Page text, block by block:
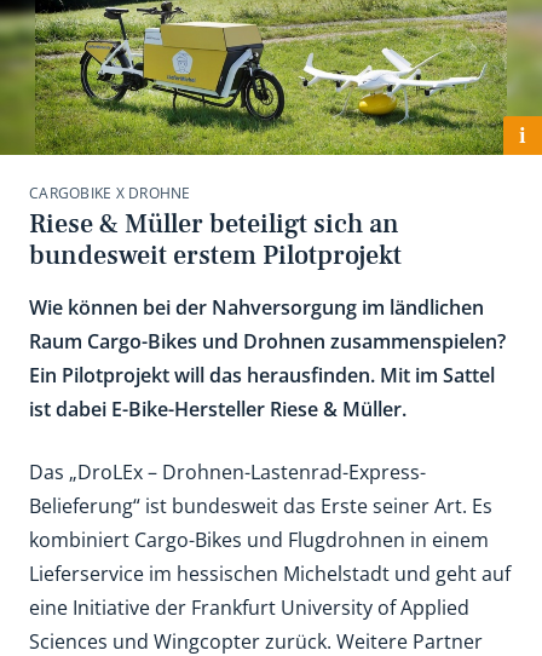
i
CARGOBIKE X DROHNE
Riese & Müller beteiligt sich an
bundesweit erstem Pilotprojekt
Wie können bei der Nahversorgung im ländlichen
Raum Cargo-Bikes und Drohnen zusammenspielen?
Ein Pilotprojekt will das herausfinden. Mit im Sattel
ist dabei E-Bike-Hersteller Riese & Müller.
Das „DroLEx – Drohnen-Lastenrad-Express-
Belieferung“ ist bundesweit das Erste seiner Art. Es
kombiniert Cargo-Bikes und Flugdrohnen in einem
Lieferservice im hessischen Michelstadt und geht auf
eine Initiative der Frankfurt University of Applied
Sciences und Wingcopter zurück. Weitere Partner